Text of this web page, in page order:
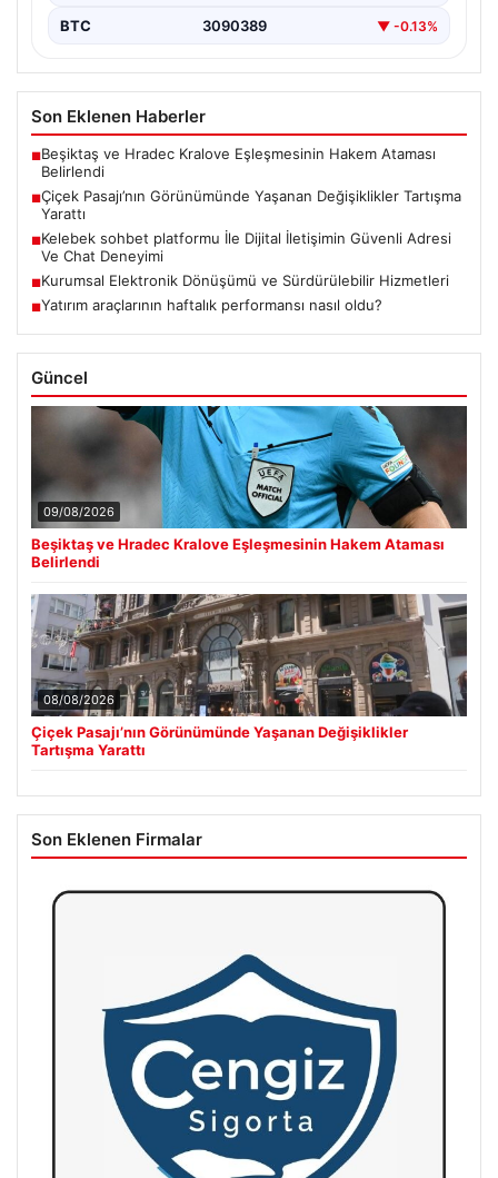
BTC 3090389 ▼ -0.13%
Son Eklenen Haberler
■Beşiktaş ve Hradec Kralove Eşleşmesinin Hakem Ataması
Belirlendi
■Çiçek Pasajı’nın Görünümünde Yaşanan Değişiklikler Tartışma
Yarattı
■Kelebek sohbet platformu İle Dijital İletişimin Güvenli Adresi
Ve Chat Deneyimi
■Kurumsal Elektronik Dönüşümü ve Sürdürülebilir Hizmetleri
■Yatırım araçlarının haftalık performansı nasıl oldu?
Güncel
09/08/2026
Beşiktaş ve Hradec Kralove Eşleşmesinin Hakem Ataması
Belirlendi
08/08/2026
Çiçek Pasajı’nın Görünümünde Yaşanan Değişiklikler
Tartışma Yarattı
Son Eklenen Firmalar